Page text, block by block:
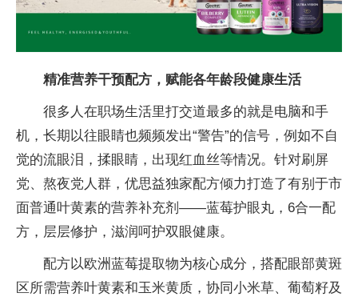
精准营养干预配方，赋能各年龄段健康生活
很多人在职场生活里打交道最多的就是电脑和手
机，长期以往眼睛也频频发出“警告”的信号，例如不自
觉的流眼泪，揉眼睛，出现红血丝等情况。针对刷屏
党、熬夜党人群，优思益独家配方倾力打造了有别于市
面普通叶黄素的营养补充剂——蓝莓护眼丸，6合一配
方，层层修护，滋润呵护双眼健康。
配方以欧洲蓝莓提取物为核心成分，搭配眼部黄斑
区所需营养叶黄素和玉米黄质，协同小米草、葡萄籽及